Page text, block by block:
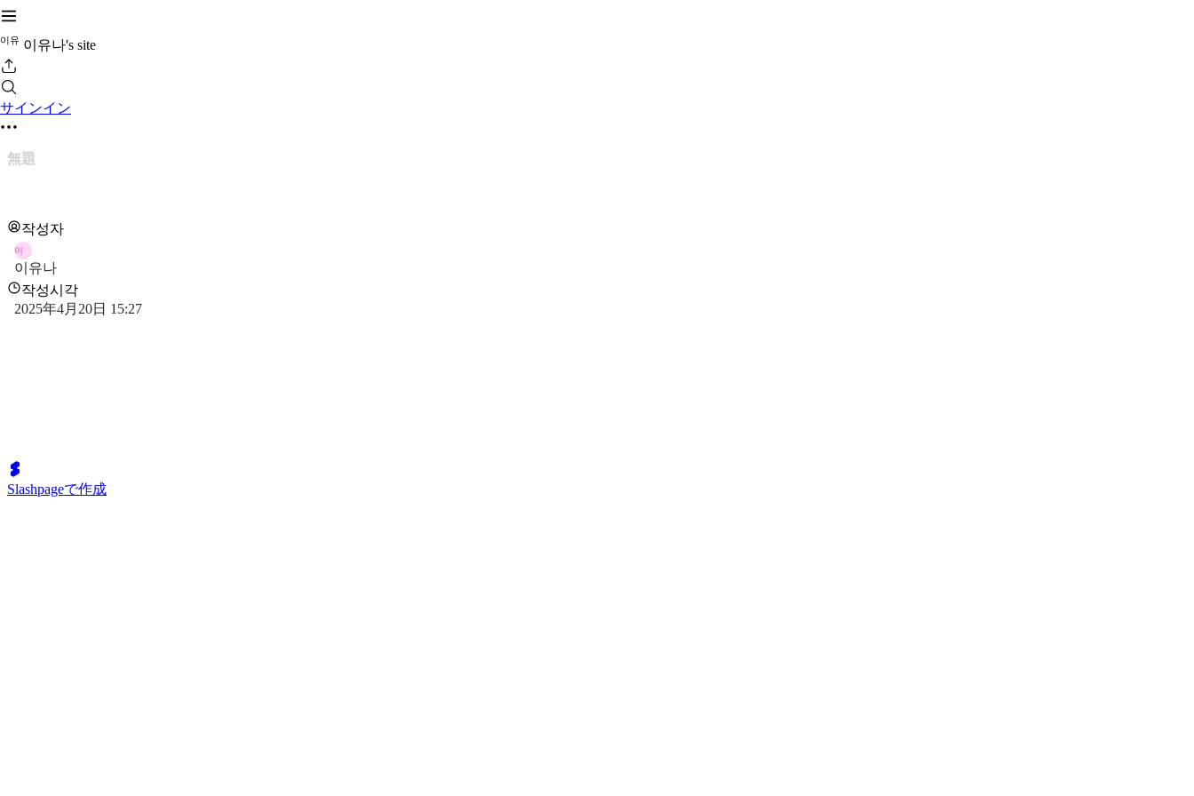
이유 이유나's site
サインイン
無題
작성자
이
이유나
작성시각
2025年4月20日 15:27
Slashpageで作成